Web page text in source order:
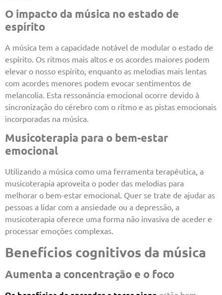
O impacto da música no estado de
espírito
A música tem a capacidade notável de modular o estado de
espírito. Os ritmos mais altos e os acordes maiores podem
elevar o nosso espírito, enquanto as melodias mais lentas
com acordes menores podem evocar sentimentos de
melancolia. Esta ressonância emocional ocorre devido à
sincronização do cérebro com o ritmo e as pistas emocionais
incorporadas na música.
Musicoterapia para o bem-estar
emocional
Utilizando a música como uma ferramenta terapêutica, a
musicoterapia aproveita o poder das melodias para
melhorar o bem-estar emocional. Quer se trate de ajudar as
pessoas a lidar com a ansiedade ou a depressão, a
musicoterapia oferece uma forma não invasiva de aceder e
processar emoções complexas.
Benefícios cognitivos da música
Aumenta a concentração e o foco